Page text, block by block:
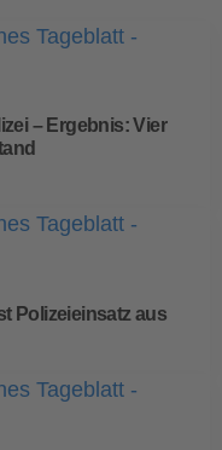
– Ergebnis: Vier
Polizeieinsatz aus